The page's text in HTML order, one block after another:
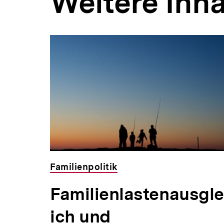
Familienpolitik
Familienlastenausgle
ich und